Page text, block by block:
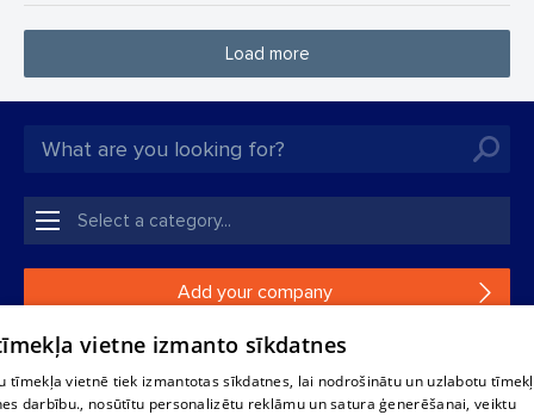
Load more
Add your company
If your company is not in our database, please fill in a
vietne izmanto sīkdatnes
tīmekļa vietnē tiek izmantotas sīkdatnes, lai nodrošinātu un uzlabotu
darbību., nosūtītu personalizētu reklāmu un satura ģenerēšanai, veiktu